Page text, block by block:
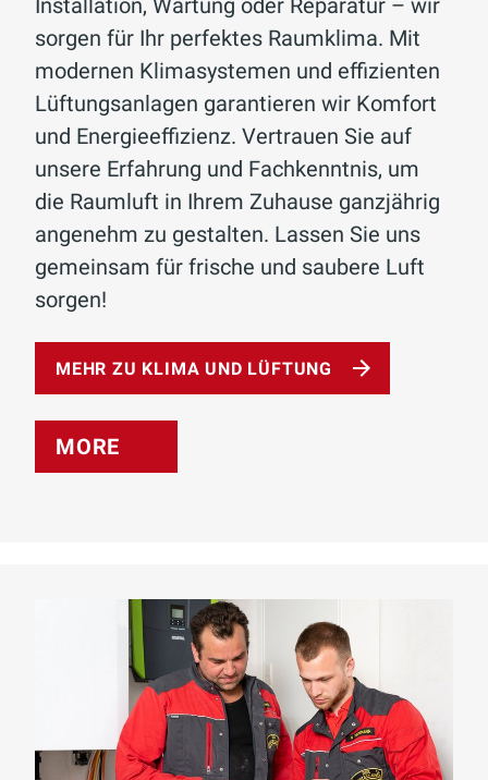
sorgen für Ihr perfektes Raumklima. Mit
modernen Klimasystemen und effizienten
Lüftungsanlagen garantieren wir Komfort
und Energieeffizienz. Vertrauen Sie auf
unsere Erfahrung und Fachkenntnis, um
die Raumluft in Ihrem Zuhause ganzjährig
angenehm zu gestalten. Lassen Sie uns
gemeinsam für frische und saubere Luft
sorgen!
MEHR ZU KLIMA UND LÜFTUNG
MORE